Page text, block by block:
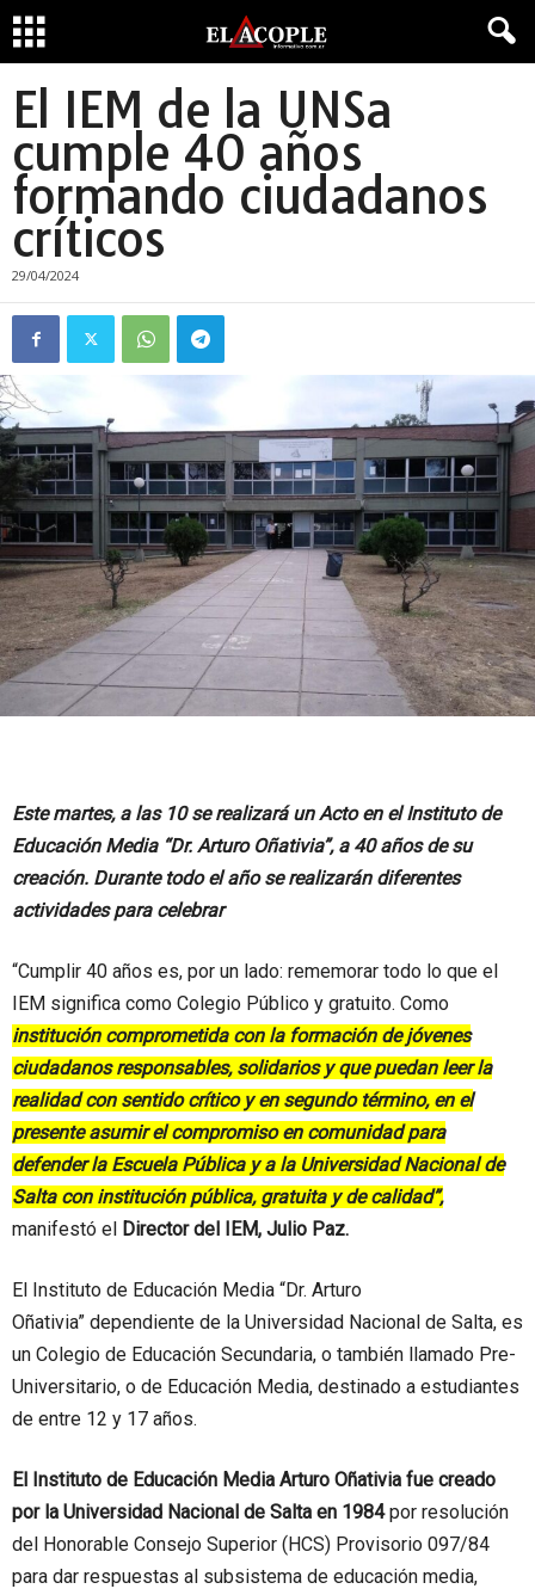
El IEM de la UNSa
cumple 40 años
formando ciudadanos
críticos
29/04/2024
Este martes, a las 10 se realizará un Acto en el Instituto de
Educación Media “Dr. Arturo Oñativia”, a 40 años de su
creación. Durante todo el año se realizarán diferentes
actividades para celebrar
“Cumplir 40 años es, por un lado: rememorar todo lo que el
IEM significa como Colegio Público y gratuito. Como
institución comprometida con la formación de jóvenes
ciudadanos responsables, solidarios y que puedan leer la
realidad con sentido crítico y en segundo término, en el
presente asumir el compromiso en comunidad para
defender la Escuela Pública y a la Universidad Nacional de
Salta con institución pública, gratuita y de calidad”,
manifestó el Director del IEM, Julio Paz.
El Instituto de Educación Media “Dr. Arturo
Oñativia” dependiente de la Universidad Nacional de Salta, es
un Colegio de Educación Secundaria, o también llamado Pre-
Universitario, o de Educación Media, destinado a estudiantes
de entre 12 y 17 años.
El Instituto de Educación Media Arturo Oñativia fue creado
por la Universidad Nacional de Salta en 1984por resolución
del Honorable Consejo Superior (HCS) Provisorio 097/84
para dar respuestas al subsistema de educación media,